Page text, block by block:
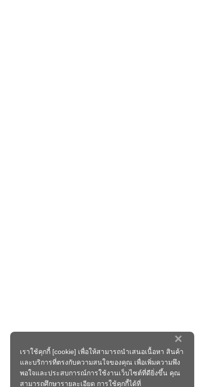
×
เราใช้คุกกี้ [cookie] เพื่อให้สามารถนำเสนอเนื้อหา สินค้า
และบริการที่ตรงกับความสนใจของคุณ เพื่อเพิ่มความพึง
พอใจและประสบการณ์การใช้งานเว็บไซต์ที่ดียิ่งขึ้น คุณ
สามารถศึกษารายละเอียด การใช้คุกกี้ได้ที่